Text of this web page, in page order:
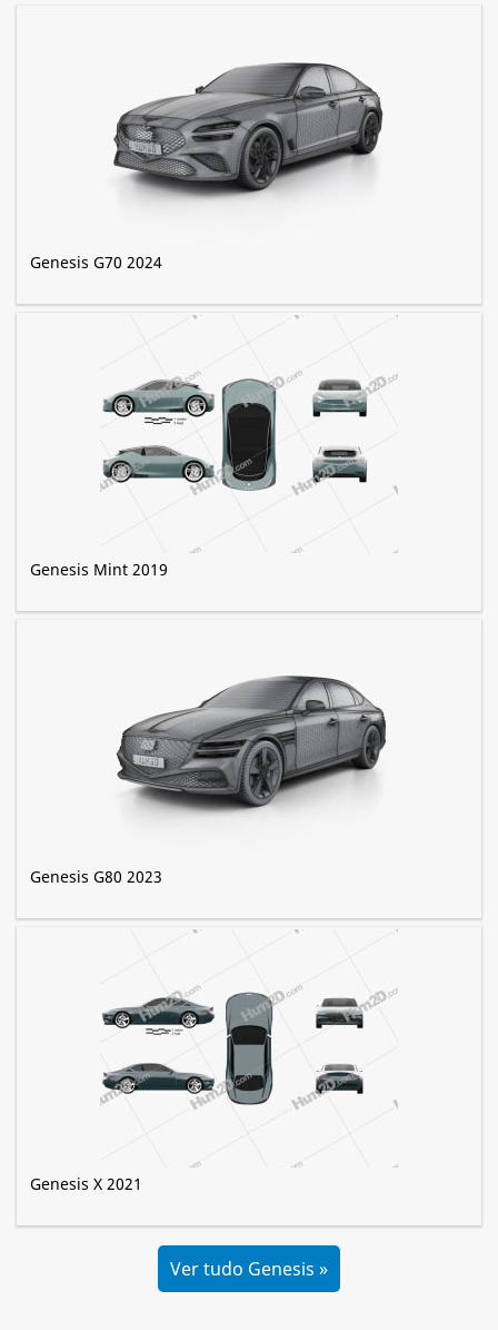
Genesis G70 2024
Genesis Mint 2019
Genesis G80 2023
Genesis X 2021
Ver tudo Genesis »